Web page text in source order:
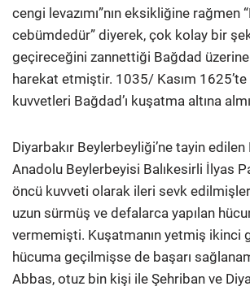
cengi levazımı”nın eksikliğine rağmen
cebümdedür” diyerek, çok kolay bir
geçireceğini zannettiği Bağdad üzerine
harekat etmiştir. 1035/ Kasım 1625’te
kuvvetleri Bağdad’ı kuşatma altına
Diyarbakır Beylerbeyliği’ne tayin
Anadolu Beylerbeyisi Balıkesirli İlyas
öncü kuvveti olarak ileri sevk
uzun sürmüş ve defalarca yapılan
vermemişti. Kuşatmanın yetmiş ikinci
hücuma geçilmişse de başarı
Abbas, otuz bin kişi ile Şehriban ve